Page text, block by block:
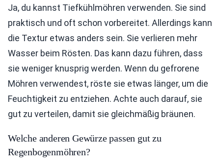
Ja, du kannst Tiefkühlmöhren verwenden. Sie sind
praktisch und oft schon vorbereitet. Allerdings kann
die Textur etwas anders sein. Sie verlieren mehr
Wasser beim Rösten. Das kann dazu führen, dass
sie weniger knusprig werden. Wenn du gefrorene
Möhren verwendest, röste sie etwas länger, um die
Feuchtigkeit zu entziehen. Achte auch darauf, sie
gut zu verteilen, damit sie gleichmäßig bräunen.
Welche anderen Gewürze passen gut zu
Regenbogenmöhren?